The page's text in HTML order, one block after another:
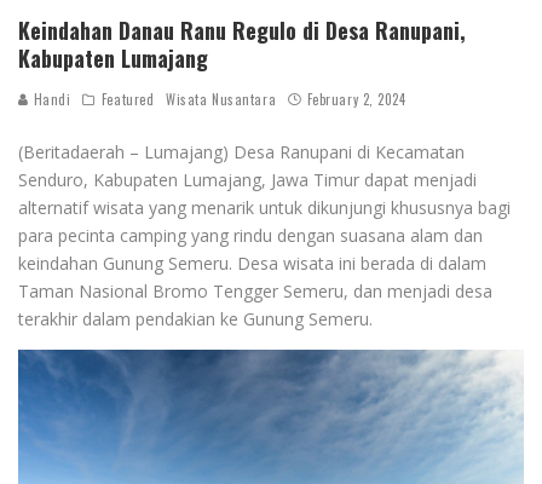
Keindahan Danau Ranu Regulo di Desa Ranupani,
Kabupaten Lumajang
Handi Featured Wisata Nusantara February 2, 2024
(Beritadaerah – Lumajang) Desa Ranupani di Kecamatan
Senduro, Kabupaten Lumajang, Jawa Timur dapat menjadi
alternatif wisata yang menarik untuk dikunjungi khususnya bagi
para pecinta camping yang rindu dengan suasana alam dan
keindahan Gunung Semeru. Desa wisata ini berada di dalam
Taman Nasional Bromo Tengger Semeru, dan menjadi desa
terakhir dalam pendakian ke Gunung Semeru.